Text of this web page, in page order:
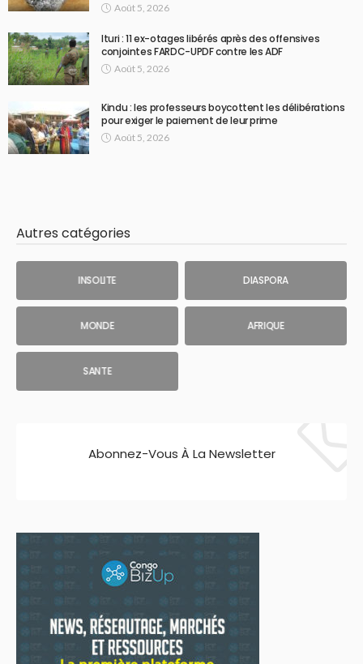
Août 5, 2026
Ituri : 11 ex-otages libérés après des offensives
conjointes FARDC-UPDF contre les ADF
Août 5, 2026
Kindu : les professeurs boycottent les délibérations
pour exiger le paiement de leur prime
Août 5, 2026
Autres catégories
INSOLITE DIASPORA
MONDE AFRIQUE
SANTE
Abonnez-Vous À La Newsletter